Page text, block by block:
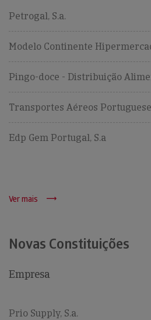
Petrogal, S.a.
Modelo Continente
Pingo-doce - Distribuição
Transportes Aéreos
Edp Gem Portugal, S.a
Ver mais
Novas Constituições
Empresa
Prio Supply, S.a.